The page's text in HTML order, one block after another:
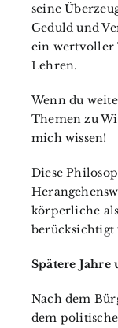
seine
Geduld und
ein wertvoller
Lehren.
Wenn du
Themen zu
mich wissen!
Diese
körperliche als
berücksichtigt
Spätere Jahre
Nach dem
dem